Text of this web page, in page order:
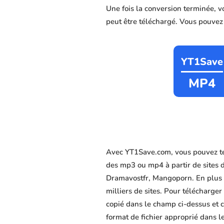
Une fois la conversion terminée,
peut être téléchargé. Vous
YT1Save
MP4
Avec YT1Save.com, vous
des mp3 ou mp4 à partir de sites
Dramavostfr, Mangoporn. En
milliers de sites. Pour
copié dans le champ ci-dessus et
format de fichier approprié dans